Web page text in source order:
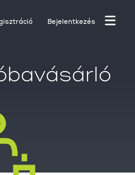
Bejelentkezés